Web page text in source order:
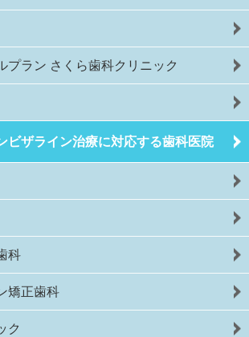
プラン さくら歯科クリニック
ビザライン治療に対応する歯科医院
科
矯正歯科
ク